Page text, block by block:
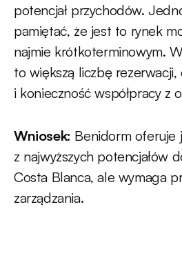
potencjał przychodów.
pamiętać, że jest to rynek
najmie krótkoterminowym.
to większą liczbę rezerwacji,
i konieczność współpracy z
Wniosek: Benidorm oferuje
z najwyższych potencjałów
Costa Blanca, ale wymaga
zarządzania.